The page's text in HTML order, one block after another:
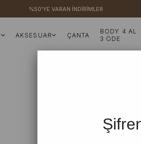
%50'YE VARAN İNDİRİMLER
AKSESUAR ÇANTA
BODY 4 AL
3 ÖDE